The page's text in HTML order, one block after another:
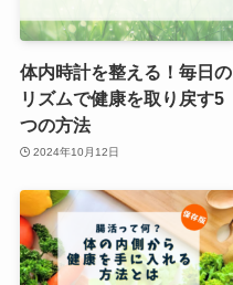
体内時計を整える！毎日の
リズムで健康を取り戻す5
つの方法
2024年10月12日